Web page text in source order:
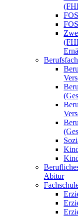
Abitur